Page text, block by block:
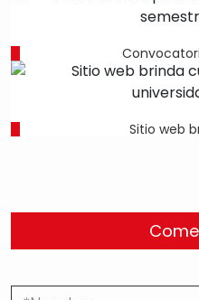
Sitio web